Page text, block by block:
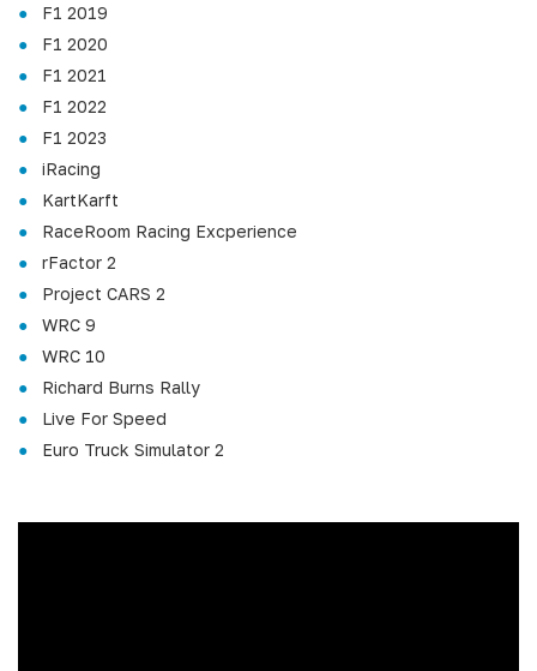
F1 2019
F1 2020
F1 2021
F1 2022
F1 2023
iRacing
KartKarft
RaceRoom Racing Excperience
rFactor 2
Project CARS 2
WRC 9
WRC 10
Richard Burns Rally
Live For Speed
Euro Truck Simulator 2